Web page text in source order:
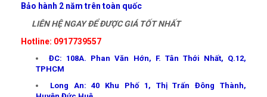
Bảo hành 2 năm trên toàn quốc
LIÊN HỆ NGAY ĐỂ ĐƯỢC GIÁ TỐT NHẤT
Hotline: 0917739557
ĐC: 108A. Phan Văn Hớn, F. Tân Thới Nhất, Q.12,
TPHCM
Long An: 40 Khu Phố 1, Thị Trấn Đông Thành,